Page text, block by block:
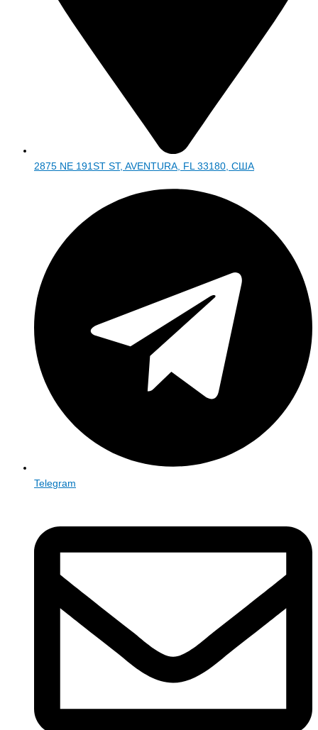
2875 NE 191ST ST, AVENTURA, FL 33180, США
Telegram